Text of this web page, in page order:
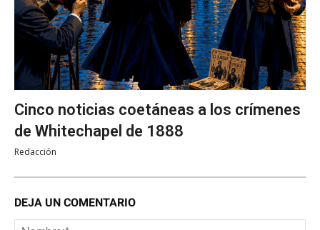
Cinco noticias coetáneas a los crímenes
de Whitechapel de 1888
Redacción
DEJA UN COMENTARIO